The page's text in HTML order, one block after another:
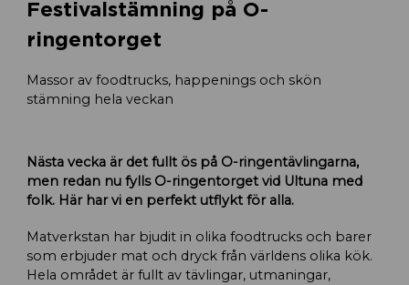
Festivalstämning på O-
ringentorget
Massor av foodtrucks, happenings och skön
stämning hela veckan
Nästa vecka är det fullt ös på O-ringentävlingarna,
men redan nu fylls O-ringentorget vid Ultuna med
folk. Här har vi en perfekt utflykt för alla.
Matverkstan har bjudit in olika foodtrucks och barer
som erbjuder mat och dryck från världens olika kök.
Hela området är fullt av tävlingar, utmaningar,